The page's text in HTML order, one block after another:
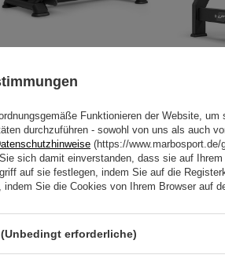
Rückentrainer UR-L008 - UpForm
960,00 €
768,00 €
Funktionieren der Website,
durchzuführen - sowohl von uns als auch
(https://
sich damit einverstanden, dass sie auf
auf sie festlegen, indem Sie auf die
indem Sie die Cookies von Ihrem Browser auf
erforderliche)